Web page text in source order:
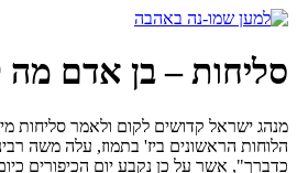
דלג
סליחות – בן אדם מה
מנהג ישראל קדושים לקום ולאמר סליחות
הלוחות הראשונים ביז' בתמוז, עלה משה
כדברך", אשר על כן נקבע יום הכיפורים